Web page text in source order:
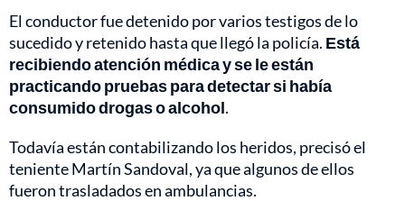
El conductor fue detenido por varios testigos de lo
sucedido y retenido hasta que llegó la policía. Está
recibiendo atención médica y se le están
practicando pruebas para detectar si había
consumido drogas o alcohol.
Todavía están contabilizando los heridos, precisó el
teniente Martín Sandoval, ya que algunos de ellos
fueron trasladados en ambulancias.